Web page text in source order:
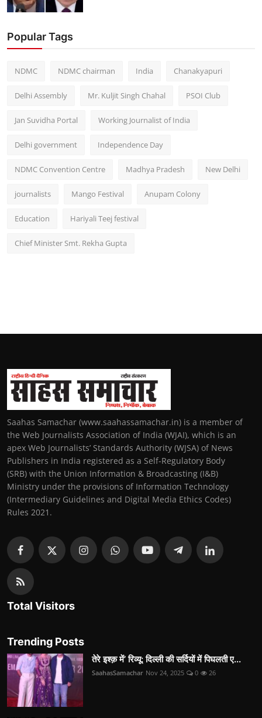
Popular Tags
NDMC NDMC chairman India Chanakyapuri
Delhi Assembly Mr. Kuljit Singh Chahal PSOI Club
Jan Suvidha Portal Working Journalist of India
Delhi government Independence Day
NDMC Convention Centre Madhya Pradesh New Delhi
journalists Mango Festival Anupam Colony
Education Hariyali Teej festival
Chief Minister Smt. Rekha Gupta
Saahas Samachar (www.saahassamachar.in) is a member of
the Web Journalists Association of India (WJAI), which is an
apex Web Journalists’ Standards Authority (WJSA) of News
Publishers in India registered as a Self-Regulatory Body
(SRB) with the Union Information & Broadcasting (I&B)
Ministry under the provisions of Information Technology
(Intermediary Guidelines and Digital Media Ethics Codes)
Rules 2021.
Total Visitors
Trending Posts
तेरे इश्क़ में’ रिव्यू: दिल्ली की सर्दियों में पिघलती ए...
SaahasSamachar Nov 24, 2025 0 26